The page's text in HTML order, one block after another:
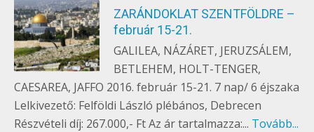
on
ZARÁNDOKLAT SZENTFÖLDRE –
február 15-21.
GALILEA, NÁZÁRET, JERUZSÁLEM,
BETLEHEM, HOLT-TENGER,
CAESAREA, JAFFO 2016. február 15-21. 7 nap/ 6 éjszaka
Lelkivezető: Felföldi László plébános, Debrecen
Részvételi díj: 267.000,- Ft Az ár tartalmazza:... Tovább...